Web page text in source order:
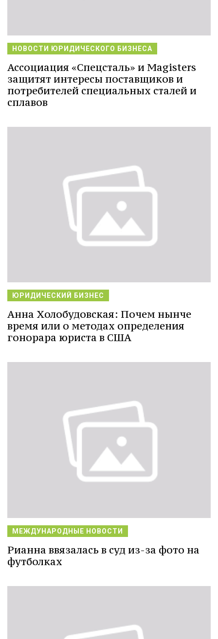
НОВОСТИ ЮРИДИЧЕСКОГО БИЗНЕСА
Ассоциация «Спецсталь» и Magisters
защитят интересы поставщиков и
потребителей специальных сталей и
сплавов
ЮРИДИЧЕСКИЙ БИЗНЕС
Анна Холобудовская: Почем нынче
время или о методах определения
гонорара юриста в США
МЕЖДУНАРОДНЫЕ НОВОСТИ
Рианна ввязалась в суд из-за фото на
футболках